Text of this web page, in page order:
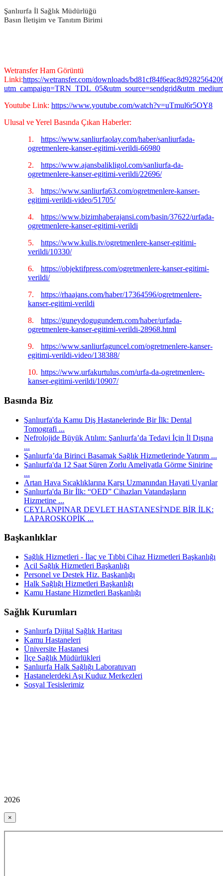
Şanlıurfa İl Sağlık Müdürlüğü
Basın İletişim ve Tanıtım Birimi
Wetransfer Ham Görüntü
Linki:https://wetransfer.com/downloads/
Youtube Link: https://www.youtube.com/watch?v=uTmul6r5OY8
Ulusal ve Yerel Basında Çıkan Haberler:
1.
https://www.sanliurfaolay.com/haber/sanliurfada-
ogretmenlere-kanser-egitimi-verildi-66980
2.
https://www.ajansbalikligol.com/sanliurfa-da-
ogretmenlere-kanser-egitimi-verildi/22696/
3.
https://www.sanliurfa63.com/ogretmenlere-kanser-
egitimi-verildi-video/51705/
4.
https://www.bizimhaberajansi.com/basin/37622/urfada-
ogretmenlere-kanser-egitimi-verildi
5.
https://www.kulis.tv/ogretmenlere-kanser-egitimi-
verildi/10330/
6.
https://objektifpress.com/ogretmenlere-kanser-egitimi-
verildi/
7.
https://rhaajans.com/haber/17364596/ogretmenlere-
kanser-egitimi-verildi
8.
https://guneydogugundem.com/haber/urfada-
ogretmenlere-kanser-egitimi-verildi-28968.html
9.
https://www.sanliurfaguncel.com/ogretmenlere-kanser-
egitimi-verildi-video/138388/
10. https://www.urfakurtulus.com/urfa-da-ogretmenlere-
kanser-egitimi-verildi/10907/
Basında Biz
Şanlıurfa'da Kamu Diş Hastanelerinde Bir İlk: Dental
Tomografi ...
Nefrolojide Büyük Atılım: Şanlıurfa’da Tedavi İçin İl Dışına
...
Şanlıurfa’da Birinci Basamak Sağlık Hizmetlerinde Yatırım ...
Şanlıurfa'da 12 Saat Süren Zorlu Ameliyatla Görme Sinirine
...
Artan Hava Sıcaklıklarına Karşı Uzmanından Hayati Uyarılar
Şanlıurfa'da Bir İlk: “OED” Cihazları Vatandaşların
Hizmetine ...
CEYLANPINAR DEVLET HASTANESİ'NDE BİR İLK:
LAPAROSKOPİK ...
Başkanlıklar
Sağlık Hizmetleri - İlaç ve Tıbbi Cihaz Hizmetleri Başkanlığı
Acil Sağlık Hizmetleri Başkanlığı
Personel ve Destek Hiz. Başkanlığı
Halk Sağlığı Hizmetleri Başkanlığı
Kamu Hastane Hizmetleri Başkanlığı
Sağlık Kurumları
Şanlıurfa Dijital Sağlık Haritası
Kamu Hastaneleri
Üniversite Hastanesi
İlçe Sağlık Müdürlükleri
Şanlıurfa Halk Sağlığı Laboratuvarı
Hastanelerdeki Aşı Kuduz Merkezleri
Sosyal Tesislerimiz
2026
×